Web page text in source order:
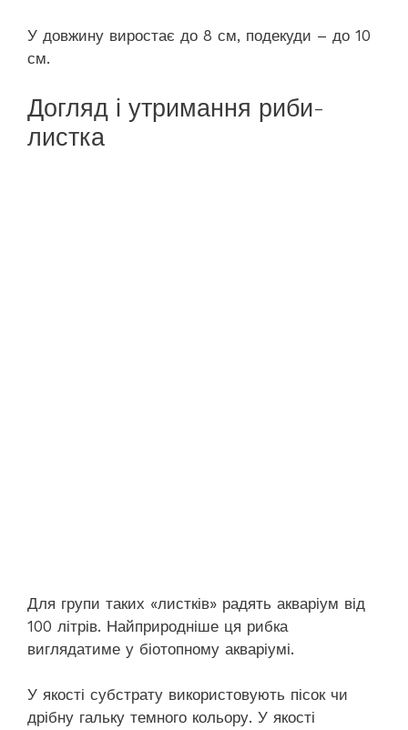
У довжину виростає до 8 см, подекуди – до 10
см.
Догляд і утримання риби-
листка
Для групи таких «листків» радять акваріум від
100 літрів. Найприродніше ця рибка
виглядатиме у біотопному акваріумі.
У якості субстрату використовують пісок чи
дрібну гальку темного кольору. У якості